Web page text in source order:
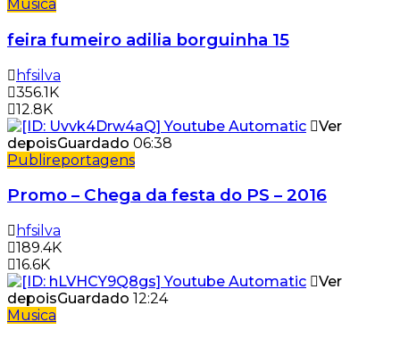
Musica
feira fumeiro adilia borguinha 15
hfsilva
356.1K
12.8K
Ver
depoisGuardado 06:38
Publireportagens
Promo – Chega da festa do PS – 2016
hfsilva
189.4K
16.6K
Ver
depoisGuardado 12:24
Musica